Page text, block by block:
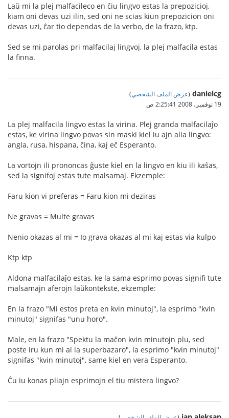
Laŭ mi la plej malfacileco en ĉiu lingvo estas la prepozicioj,
kiam oni devas uzi ilin, sed oni ne scias kiun prepozicion oni
devas uzi, ĉar tio dependas de la verbo, de la frazo, ktp.
Sed se mi parolas pri malfacilaj lingvoj, la plej malfacila estas
la finna.
danielcg
(عرض الملف الشخصي)
19 نوفمبر، 2008 2:25:41 ص
La plej malfacila lingvo estas la virina. Plej granda malfacilaĵo
estas, ke virina lingvo povas sin maski kiel iu ajn alia lingvo:
angla, rusa, hispana, ĉina, kaj eĉ Esperanto.
La vortojn ili prononcas ĝuste kiel en la lingvo en kiu ili kaŝas,
sed la signifoj estas tute malsamaj. Ekzemple:
Faru kion vi preferas = Faru kion mi deziras
Ne gravas = Multe gravas
Nenio okazas al mi = Io grava okazas al mi kaj estas via kulpo
Ktp ktp
Aldona malfacilaĵo estas, ke la sama esprimo povas signifi tute
malsamajn aferojn laŭkontekste, ekzemple:
En la frazo "Mi estos preta en kvin minutoj", la esprimo "kvin
minutoj" signifas "unu horo".
Male, en la frazo "Spektu la maĉon kvin minutojn plu, sed
poste iru kun mi al la superbazaro", la esprimo "kvin minutoj"
signifas "kvin minutoj", same kiel en vera Esperanto.
Ĉu iu konas pliajn esprimojn el tiu mistera lingvo?